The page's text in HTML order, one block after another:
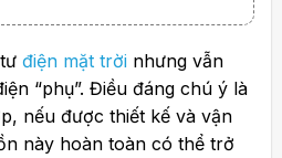
điện mặt trờinhưng vẫn
“phụ”. Điều đáng chú ý là
nếu được thiết kế và vận
này hoàn toàn có thể trở